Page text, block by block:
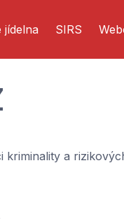
jídelna SIRS
a